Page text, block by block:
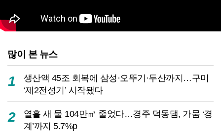
많이 본 뉴스
1
생산액 45조 회복에 삼성·오뚜기·두산까지…구미
‘제2전성기’ 시작됐다
2
열흘 새 물 104만㎥ 줄었다…경주 덕동댐, 가뭄 ‘경
계’까지 5.7%p